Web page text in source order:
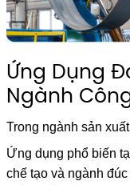
Ứng Dụng
Ngành
Trong ngành sản
Ứng dụng phổ biến
chế tạo và ngành